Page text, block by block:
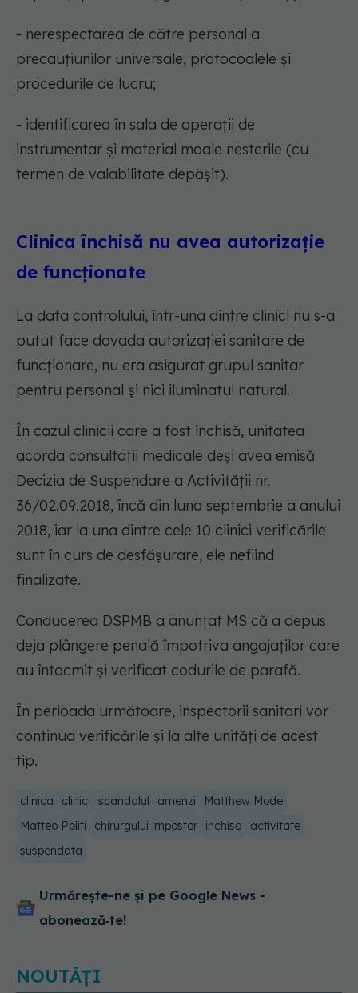
- nerespectarea de către personal a
precauțiunilor universale, protocoalele și
procedurile de lucru;
- identificarea în sala de operații de
instrumentar și material moale nesterile (cu
termen de valabilitate depășit).
Clinica închisă nu avea autorizație
de funcționate
La data controlului, într-una dintre clinici nu s-a
putut face dovada autorizației sanitare de
funcționare, nu era asigurat grupul sanitar
pentru personal și nici iluminatul natural.
În cazul clinicii care a fost închisă, unitatea
acorda consultații medicale deși avea emisă
Decizia de Suspendare a Activității nr.
36/02.09.2018, încă din luna septembrie a anului
2018, iar la una dintre cele 10 clinici verificările
sunt în curs de desfășurare, ele nefiind
finalizate.
Conducerea DSPMB a anunțat MS că a depus
deja plângere penală împotriva angajaților care
au întocmit și verificat codurile de parafă.
În perioada următoare, inspectorii sanitari vor
continua verificările și la alte unități de acest
tip.
clinica clinici scandalul amenzi
Matthew Mode
Matteo Politi
chirurgului impostor inchisa
activitate
suspendata
Urmărește-ne și pe Google News -
abonează‑te!
NOUTĂȚI